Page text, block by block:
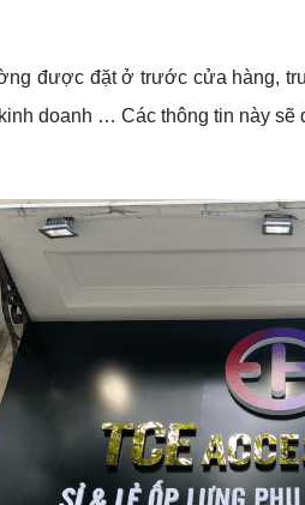
được đặt ở trước cửa hàng,
doanh … Các thông tin này